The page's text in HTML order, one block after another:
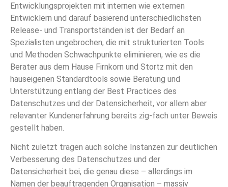
Entwicklungsprojekten mit internen wie externen
Entwicklern und darauf basierend unterschiedlichsten
Release- und Transportständen ist der Bedarf an
Spezialisten ungebrochen, die mit strukturierten Tools
und Methoden Schwachpunkte eliminieren, wie es die
Berater aus dem Hause Firnkorn und Stortz mit den
hauseigenen Standardtools sowie Beratung und
Unterstützung entlang der Best Practices des
Datenschutzes und der Datensicherheit, vor allem aber
relevanter Kundenerfahrung bereits zig-fach unter Beweis
gestellt haben.
Nicht zuletzt tragen auch solche Instanzen zur deutlichen
Verbesserung des Datenschutzes und der
Datensicherheit bei, die genau diese – allerdings im
Namen der beauftragenden Organisation – massiv